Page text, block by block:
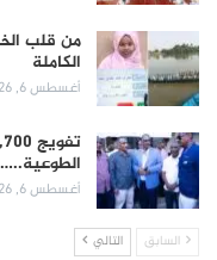
من قلب
الكاملة
أغسطس 6, 2026
الطوعية..…
أغسطس 6, 2026
السابق التالي